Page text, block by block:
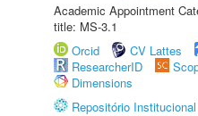
Academic Appointment
title: MS-3.1
Orcid
CV Lattes
ResearcherID
Dimensions
Repositório